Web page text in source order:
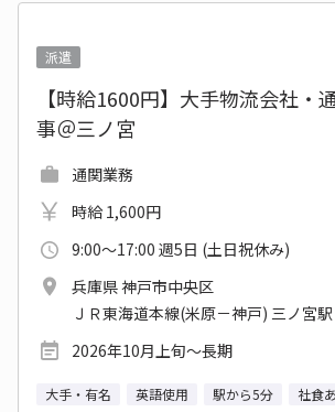
派遣
【時給1600円】大手物流会社・
事＠三ノ宮
通関業務
時給 1,600円
9:00～17:00 週5日 (土日祝休み)
兵庫県 神戸市中央区
ＪＲ東海道本線(米原－神戸) 三ノ宮
2026年10月上旬～長期
大手・有名 英語使用 駅から5分 社食